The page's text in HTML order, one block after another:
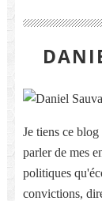
Je tiens ce
parler de mes
politiques
convictions,